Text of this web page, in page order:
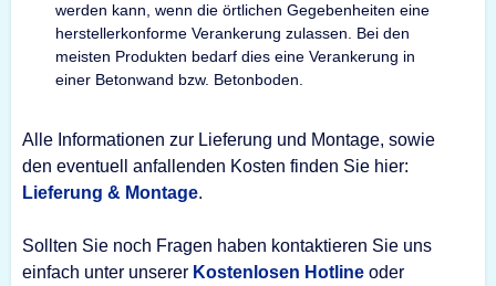
werden kann, wenn die örtlichen Gegebenheiten eine
herstellerkonforme Verankerung zulassen. Bei den
meisten Produkten bedarf dies eine Verankerung in
einer Betonwand bzw. Betonboden.
Alle Informationen zur Lieferung und Montage, sowie
den eventuell anfallenden Kosten finden Sie hier:
Lieferung & Montage.
Sollten Sie noch Fragen haben kontaktieren Sie uns
einfach unter unserer Kostenlosen Hotline oder